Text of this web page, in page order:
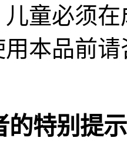
童必须
本品前
的特别提示